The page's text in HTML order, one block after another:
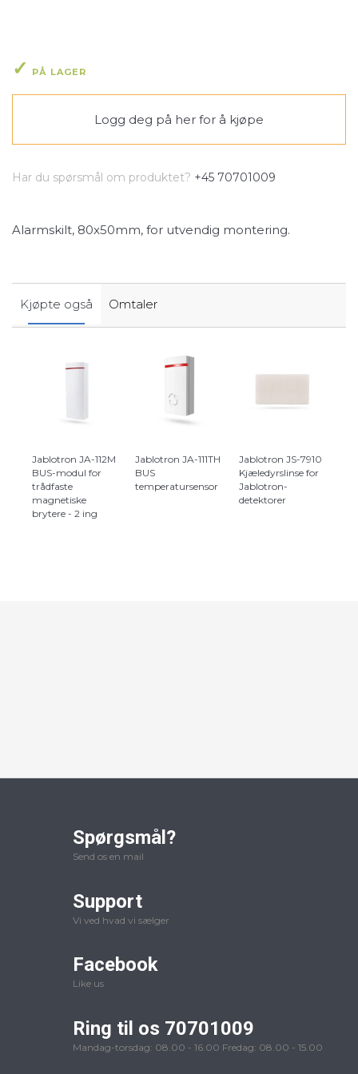
PÅ LAGER
Logg deg på her for å kjøpe
Har du spørsmål om produktet? +45 70701009
Alarmskilt, 80x50mm, for utvendig montering.
Kjøpte også Omtaler
Jablotron JA-112M
BUS-modul for
trådfaste
magnetiske
brytere - 2 ing
Jablotron JA-111TH
BUS
temperatursensor
Jablotron JS-7910
Kjæledyrslinse for
Jablotron-
detektorer
Spørgsmål?
Send os en mail
Support
Vi ved hvad vi sælger
Facebook
Like us
Ring til os 70701009
Mandag-torsdag: 08.00 - 16.00 Fredag: 08.00 - 15.00